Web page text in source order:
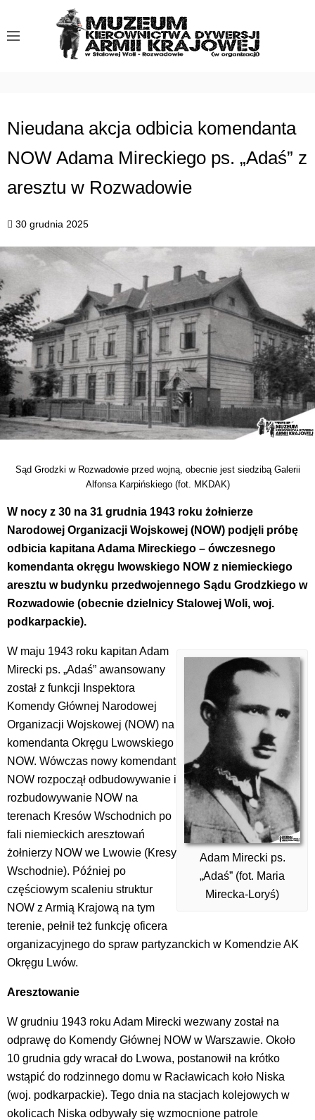
Nieudana akcja odbicia komendanta
NOW Adama Mireckiego ps. „Adaś” z
aresztu w Rozwadowie
30 grudnia 2025
Sąd Grodzki w Rozwadowie przed wojną, obecnie jest siedzibą Galerii
Alfonsa Karpińskiego (fot. MKDAK)
W nocy z 30 na 31 grudnia 1943 roku żołnierze
Narodowej Organizacji Wojskowej (NOW) podjęli próbę
odbicia kapitana Adama Mireckiego – ówczesnego
komendanta okręgu lwowskiego NOW z niemieckiego
aresztu w budynku przedwojennego Sądu Grodzkiego w
Rozwadowie (obecnie dzielnicy Stalowej Woli, woj.
podkarpackie).
Adam Mirecki ps.
„Adaś” (fot. Maria
Mirecka-Loryś)
W maju 1943 roku kapitan Adam
Mirecki ps. „Adaś” awansowany
został z funkcji Inspektora
Komendy Głównej Narodowej
Organizacji Wojskowej (NOW) na
komendanta Okręgu Lwowskiego
NOW. Wówczas nowy komendant
NOW rozpoczął odbudowywanie i
rozbudowywanie NOW na
terenach Kresów Wschodnich po
fali niemieckich aresztowań
żołnierzy NOW we Lwowie (Kresy
Wschodnie). Później po
częściowym scaleniu struktur
NOW z Armią Krajową na tym
terenie, pełnił też funkcję oficera
organizacyjnego do spraw partyzanckich w Komendzie AK
Okręgu Lwów.
Aresztowanie
W grudniu 1943 roku Adam Mirecki wezwany został na
odprawę do Komendy Głównej NOW w Warszawie. Około
10 grudnia gdy wracał do Lwowa, postanowił na krótko
wstąpić do rodzinnego domu w Racławicach koło Niska
(woj. podkarpackie). Tego dnia na stacjach kolejowych w
okolicach Niska odbywały się wzmocnione patrole